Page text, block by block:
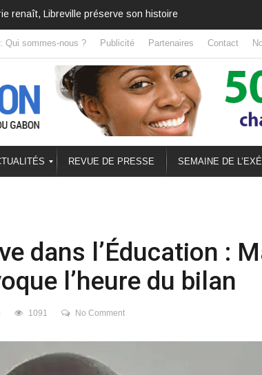
oubliée du Gabon
Qui sommes-nous ? Publicité Partenaires Contact
REVUE DE PRESSE SEMAINE DE
dans l’Éducation :
l’heure du bilan
1091 No Comment